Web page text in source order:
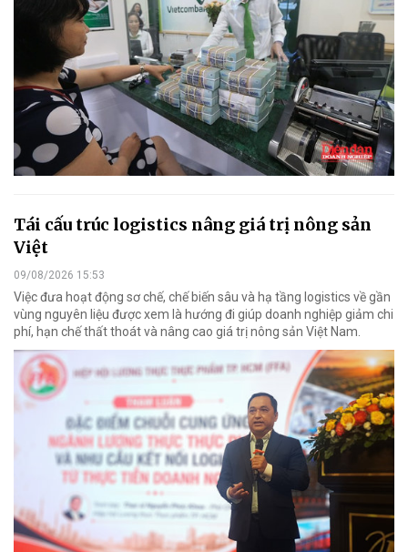
Tái cấu trúc logistics nâng giá trị nông sản
Việt
09/08/2026 15:53
Việc đưa hoạt động sơ chế, chế biến sâu và hạ tầng logistics về gần
vùng nguyên liệu được xem là hướng đi giúp doanh nghiệp giảm chi
phí, hạn chế thất thoát và nâng cao giá trị nông sản Việt Nam.